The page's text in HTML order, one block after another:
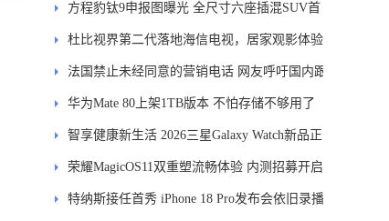
方程豹钛9申报图曝光 全尺寸六座插混SUV首
发DMS
杜比视界第二代落地海信电视，居家观影体验
能迎来哪些升级？
法国禁止未经同意的营销电话 网友呼吁国内跟
进
华为Mate 80上架1TB版本 不怕存储不够用了
智享健康新生活 2026三星Galaxy Watch新品正
式开售
荣耀MagicOS11双重塑流畅体验 内测招募开启
特纳斯接任首秀 iPhone 18 Pro发布会依旧录播